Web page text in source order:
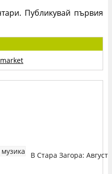
Публикувай първия
В Стара Загора: Август